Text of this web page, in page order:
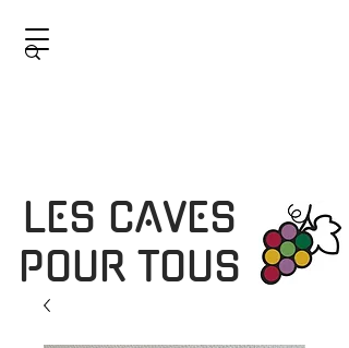
LES CAVES
POUR TOUS